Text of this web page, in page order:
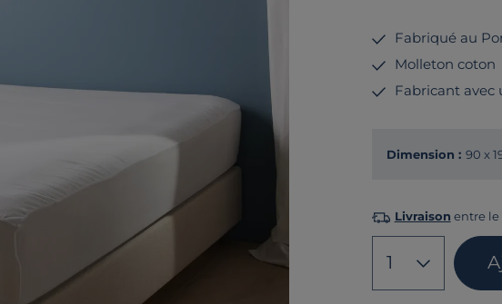
Fabriqué au
Molleton coton
Fabricant avec
Dimension : 90 x
Livraison entre le
1